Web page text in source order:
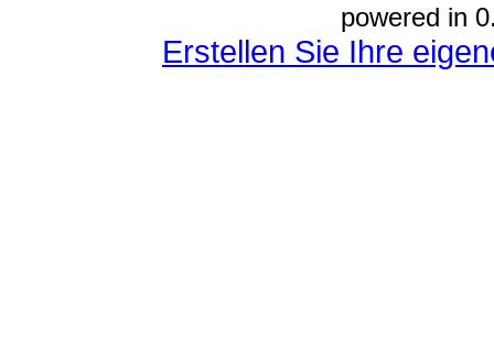
powered in
Erstellen Sie Ihre